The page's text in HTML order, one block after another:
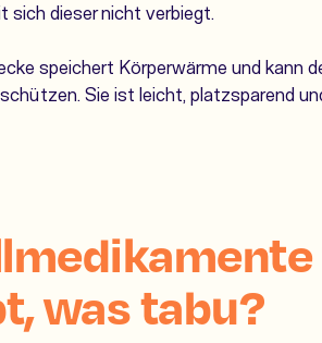
sich dieser nicht verbiegt.
speichert Körperwärme und kann
Sie ist leicht, platzsparend
was tabu?